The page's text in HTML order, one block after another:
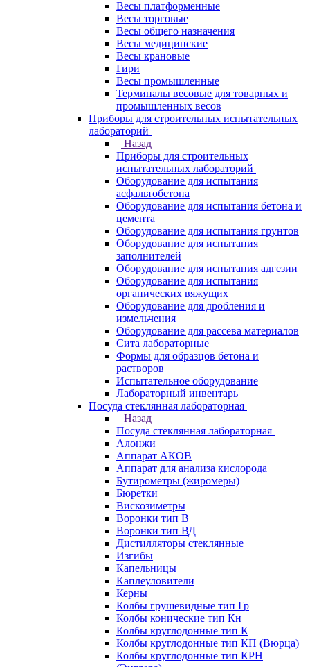
Весы платформенные
Весы торговые
Весы общего назначения
Весы медицинские
Весы крановые
Гири
Весы промышленные
Терминалы весовые для товарных и
промышленных весов
Приборы для строительных испытательных
лабораторий
Назад
Приборы для строительных
испытательных лабораторий
Оборудование для испытания
асфальтобетона
Оборудование для испытания бетона и
цемента
Оборудование для испытания грунтов
Оборудование для испытания
заполнителей
Оборудование для испытания адгезии
Оборудование для испытания
органических вяжущих
Оборудование для дробления и
измельчения
Оборудование для рассева материалов
Сита лабораторные
Формы для образцов бетона и
растворов
Испытательное оборудование
Лабораторный инвентарь
Посуда стеклянная лабораторная
Назад
Посуда стеклянная лабораторная
Алонжи
Аппарат АКОВ
Аппарат для анализа кислорода
Бутирометры (жиромеры)
Бюретки
Вискозиметры
Воронки тип В
Воронки тип ВД
Дистилляторы стеклянные
Изгибы
Капельницы
Каплеуловители
Керны
Колбы грушевидные тип Гр
Колбы конические тип Кн
Колбы круглодонные тип К
Колбы круглодонные тип КП (Вюрца)
Колбы круглодонные тип КРН